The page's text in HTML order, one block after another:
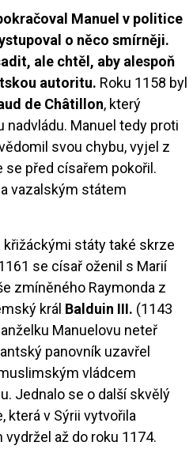
Manuel v politice
o něco smírněji.
ale chtěl, aby alespoň
autoritu. Roku 1158 byl
de Châtillon, který
Manuel tedy proti
svou chybu, vyjel z
se před císařem pokořil.
vazalským státem
státy také skrze
se císař oženil s Marií
zmíněného Raymonda z
král Balduin III. (1143
Manuelovu neteř
panovník uzavřel
vládcem
Jednalo se o další skvělý
která v Sýrii vytvořila
až do roku 1174.